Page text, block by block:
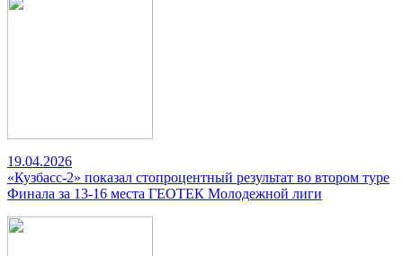
19.04.2026
«Кузбасс-2» показал стопроцентный результат во втором туре
Финала за 13-16 места ГЕОТЕК Молодежной лиги